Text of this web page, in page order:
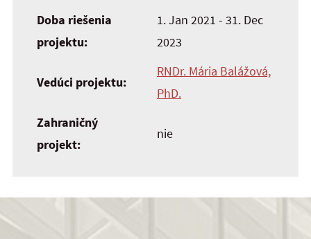
Doba riešenia
projektu:
1. Jan 2021 - 31. Dec
2023
Vedúci projektu:
RNDr. Mária Balážová,
PhD.
Zahraničný
projekt:
nie